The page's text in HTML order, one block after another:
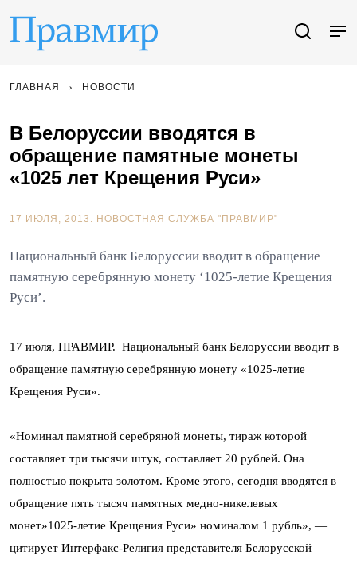
ГЛАВНАЯ НОВОСТИ
В Белоруссии вводятся в
обращение памятные монеты
«1025 лет Крещения Руси»
17 ИЮЛЯ, 2013. НОВОСТНАЯ СЛУЖБА "ПРАВМИР"
Национальный банк Белоруссии вводит в обращение
памятную серебрянную монету ‘1025-летие Крещения
Руси’.
17 июля, ПРАВМИР. Национальный банк Белоруссии вводит в
обращение памятную серебрянную монету «1025-летие
Крещения Руси».
«Номинал памятной серебряной монеты, тираж которой
составляет три тысячи штук, составляет 20 рублей. Она
полностью покрыта золотом. Кроме этого, сегодня вводятся в
обращение пять тысяч памятных медно-никелевых
монет»1025-летие Крещения Руси» номиналом 1 рубль», —
цитирует Интерфакс-Религия представителя Белорусской